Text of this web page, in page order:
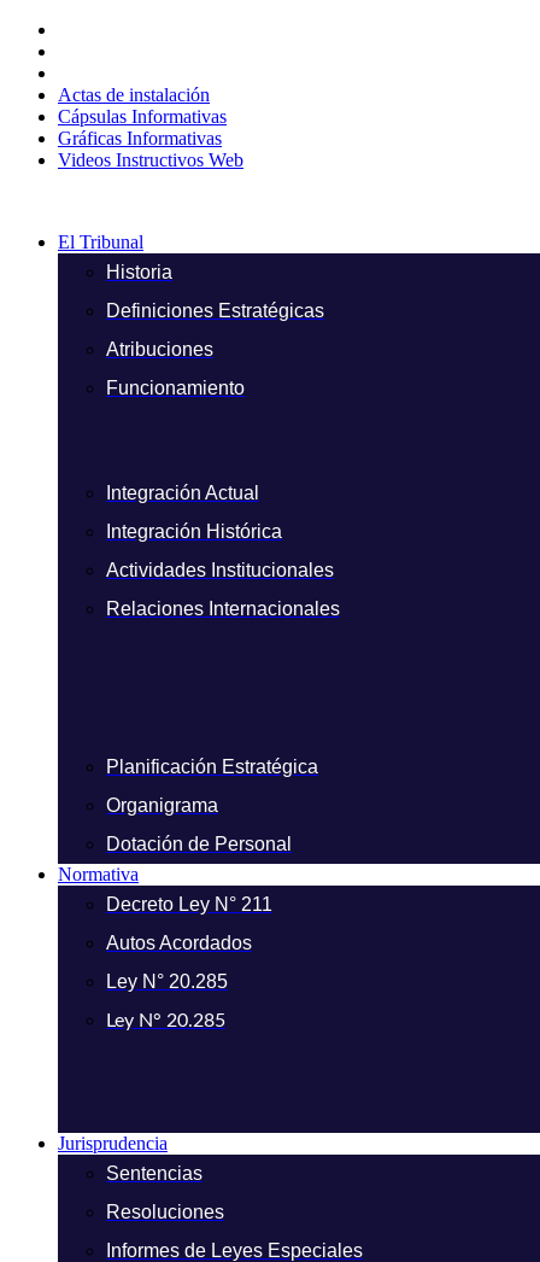
contenido
Actas de instalación
Cápsulas Informativas
Gráficas Informativas
Videos Instructivos Web
El Tribunal
Historia
Definiciones Estratégicas
Atribuciones
Funcionamiento
Integración Actual
Integración Histórica
Actividades Institucionales
Relaciones Internacionales
Planificación Estratégica
Organigrama
Dotación de Personal
Normativa
Decreto Ley N° 211
Autos Acordados
Ley N° 20.285
Ley N° 20.285
Jurisprudencia
Sentencias
Resoluciones
Informes de Leyes Especiales